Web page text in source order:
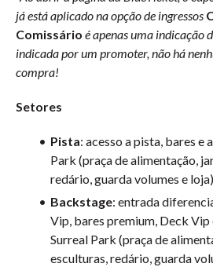
já está aplicado na opção de ingressos
Comissário é apenas uma indicação
indicada por um promoter, não há
compra!
Setores
Pista: acesso a pista, bares e
Park (praça de alimentação,
redário, guarda volumes e
Backstage: entrada
Vip, bares premium, Deck Vip
Surreal Park (praça de
esculturas, redário, guarda